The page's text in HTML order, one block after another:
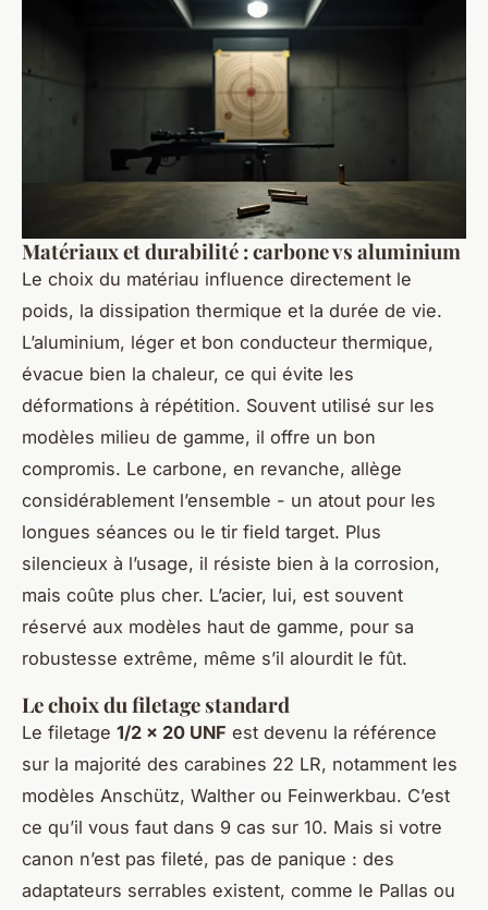
Matériaux et durabilité : carbone vs aluminium
Le choix du matériau influence directement le
poids, la dissipation thermique et la durée de vie.
L’aluminium, léger et bon conducteur thermique,
évacue bien la chaleur, ce qui évite les
déformations à répétition. Souvent utilisé sur les
modèles milieu de gamme, il offre un bon
compromis. Le carbone, en revanche, allège
considérablement l’ensemble - un atout pour les
longues séances ou le tir field target. Plus
silencieux à l’usage, il résiste bien à la corrosion,
mais coûte plus cher. L’acier, lui, est souvent
réservé aux modèles haut de gamme, pour sa
robustesse extrême, même s’il alourdit le fût.
Le choix du filetage standard
Le filetage 1/2 x 20 UNF est devenu la référence
sur la majorité des carabines 22 LR, notamment les
modèles Anschütz, Walther ou Feinwerkbau. C’est
ce qu’il vous faut dans 9 cas sur 10. Mais si votre
canon n’est pas fileté, pas de panique : des
adaptateurs serrables existent, comme le Pallas ou